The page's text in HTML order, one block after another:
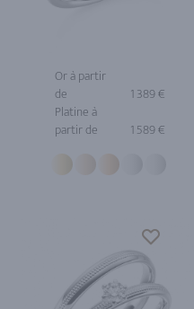
Or à partir
de
1 389 €
Platine à
partir de
1 589 €